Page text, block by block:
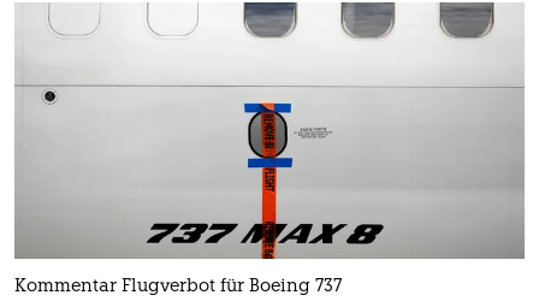
Kommentar Flugverbot für Boeing 737